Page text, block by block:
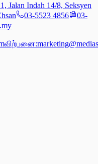
Jalan Indah 14/8, Seksyen
03-5523 4856
03-
விற்பனை: